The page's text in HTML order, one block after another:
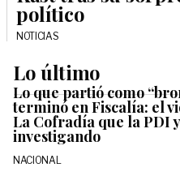
político
NOTICIAS
Lo último
Lo que partió como
terminó en Fiscalía: el
La Cofradía que la PDI
investigando
NACIONAL